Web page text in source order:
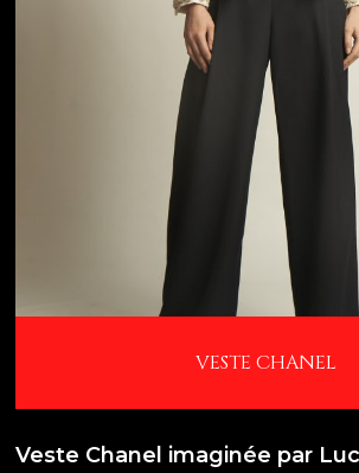
VESTE CHANEL
Veste Chanel imaginée par